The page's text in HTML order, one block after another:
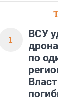
1
ВСУ
по